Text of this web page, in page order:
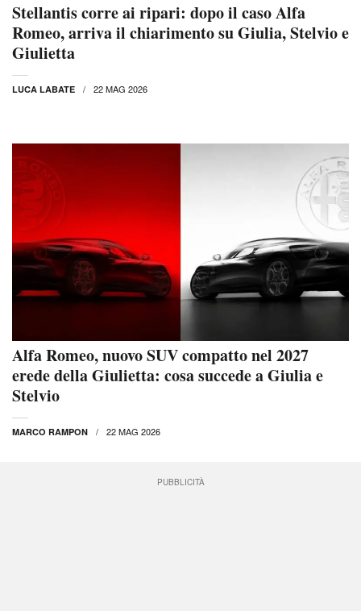
Stellantis corre ai ripari: dopo il caso Alfa
Romeo, arriva il chiarimento su Giulia, Stelvio e
Giulietta
LUCA LABATE 22 MAG 2026
Alfa Romeo, nuovo SUV compatto nel 2027
erede della Giulietta: cosa succede a Giulia e
Stelvio
MARCO RAMPON 22 MAG 2026
PUBBLICITÀ